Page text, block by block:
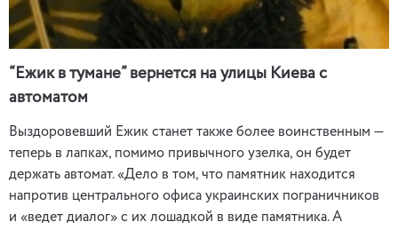
“Ежик в тумане” вернется на улицы Киева с
автоматом
Выздоровевший Ежик станет также более воинственным —
теперь в лапках, помимо привычного узелка, он будет
держать автомат. «Дело в том, что памятник находится
напротив центрального офиса украинских пограничников
и «ведет диалог» с их лошадкой в виде памятника. А